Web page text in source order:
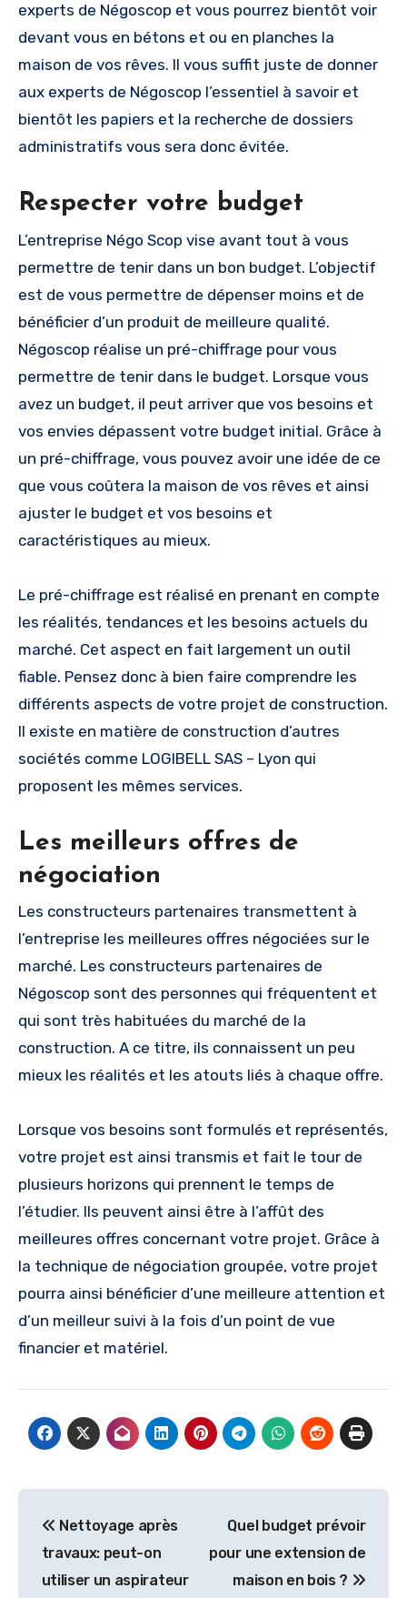
experts de Négoscop et vous pourrez bientôt voir
devant vous en bétons et ou en planches la
maison de vos rêves. Il vous suffit juste de donner
aux experts de Négoscop l’essentiel à savoir et
bientôt les papiers et la recherche de dossiers
administratifs vous sera donc évitée.
Respecter votre budget
L’entreprise Négo Scop vise avant tout à vous
permettre de tenir dans un bon budget. L’objectif
est de vous permettre de dépenser moins et de
bénéficier d’un produit de meilleure qualité.
Négoscop réalise un pré-chiffrage pour vous
permettre de tenir dans le budget. Lorsque vous
avez un budget, il peut arriver que vos besoins et
vos envies dépassent votre budget initial. Grâce à
un pré-chiffrage, vous pouvez avoir une idée de ce
que vous coûtera la maison de vos rêves et ainsi
ajuster le budget et vos besoins et
caractéristiques au mieux.
Le pré-chiffrage est réalisé en prenant en compte
les réalités, tendances et les besoins actuels du
marché. Cet aspect en fait largement un outil
fiable. Pensez donc à bien faire comprendre les
différents aspects de votre projet de construction.
Il existe en matière de construction d’autres
sociétés comme LOGIBELL SAS – Lyon qui
proposent les mêmes services.
Les meilleurs offres de
négociation
Les constructeurs partenaires transmettent à
l’entreprise les meilleures offres négociées sur le
marché. Les constructeurs partenaires de
Négoscop sont des personnes qui fréquentent et
qui sont très habituées du marché de la
construction. A ce titre, ils connaissent un peu
mieux les réalités et les atouts liés à chaque offre.
Lorsque vos besoins sont formulés et représentés,
votre projet est ainsi transmis et fait le tour de
plusieurs horizons qui prennent le temps de
l’étudier. Ils peuvent ainsi être à l’affût des
meilleures offres concernant votre projet. Grâce à
la technique de négociation groupée, votre projet
pourra ainsi bénéficier d’une meilleure attention et
d’un meilleur suivi à la fois d’un point de vue
financier et matériel.
de
l’article
Nettoyage après
travaux: peut-on
utiliser un aspirateur
Quel budget prévoir
pour une extension de
maison en bois ?